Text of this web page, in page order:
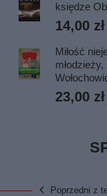
księdze
14,00 zł
Miłość
23,00 zł
Poprzedni z